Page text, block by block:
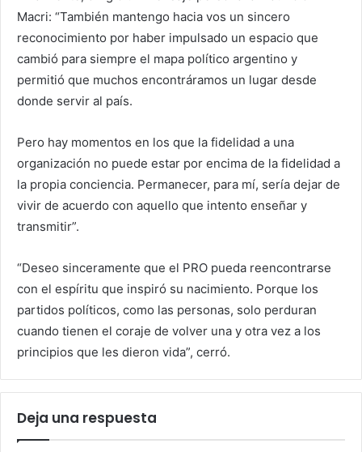
Macri: “También mantengo hacia vos un sincero
reconocimiento por haber impulsado un espacio que
cambió para siempre el mapa político argentino y
permitió que muchos encontráramos un lugar desde
donde servir al país.
Pero hay momentos en los que la fidelidad a una
organización no puede estar por encima de la fidelidad a
la propia conciencia. Permanecer, para mí, sería dejar de
vivir de acuerdo con aquello que intento enseñar y
transmitir”.
“Deseo sinceramente que el PRO pueda reencontrarse
con el espíritu que inspiró su nacimiento. Porque los
partidos políticos, como las personas, solo perduran
cuando tienen el coraje de volver una y otra vez a los
principios que les dieron vida”, cerró.
Deja una respuesta